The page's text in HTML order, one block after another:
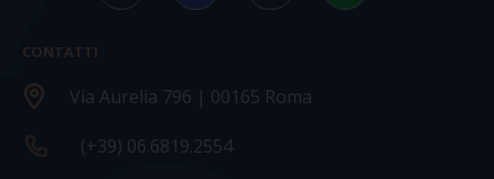
CONTATTI
Via Aurelia 796 | 00165 Roma
(+39) 06.6819.2554